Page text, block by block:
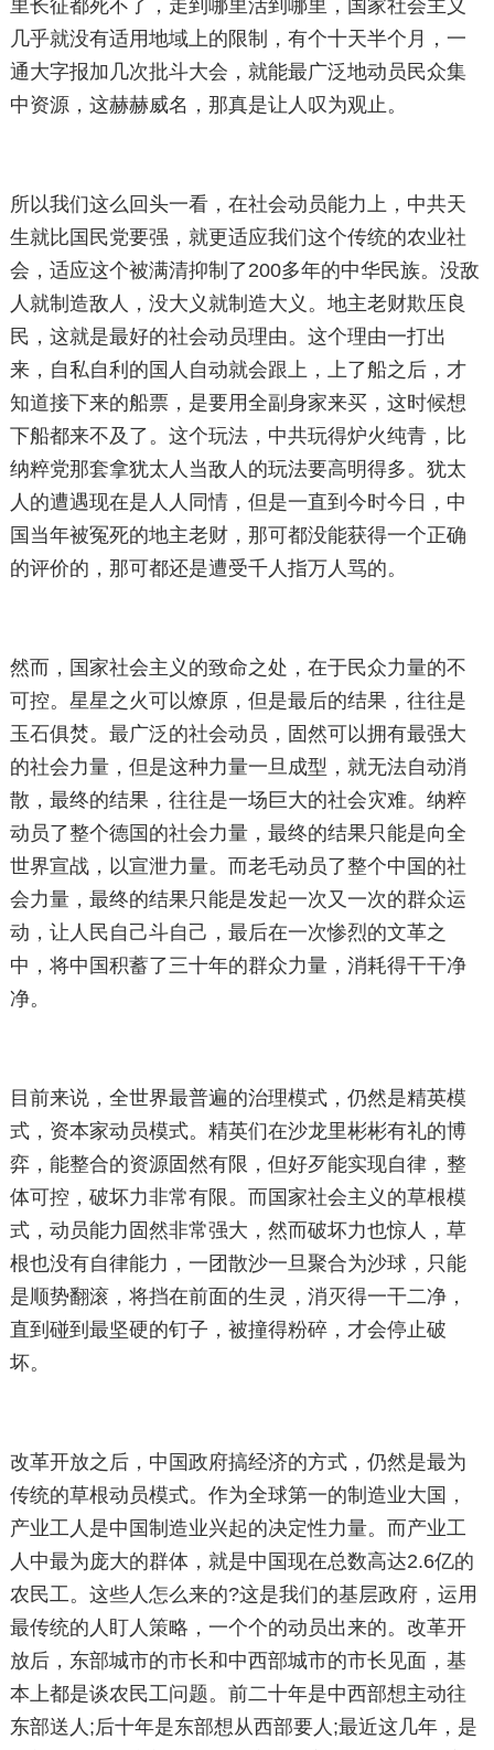
里长征都死不了，走到哪里活到哪里，国家社会主义
几乎就没有适用地域上的限制，有个十天半个月，一
通大字报加几次批斗大会，就能最广泛地动员民众集
中资源，这赫赫威名，那真是让人叹为观止。
所以我们这么回头一看，在社会动员能力上，中共天
生就比国民党要强，就更适应我们这个传统的农业社
会，适应这个被满清抑制了200多年的中华民族。没敌
人就制造敌人，没大义就制造大义。地主老财欺压良
民，这就是最好的社会动员理由。这个理由一打出
来，自私自利的国人自动就会跟上，上了船之后，才
知道接下来的船票，是要用全副身家来买，这时候想
下船都来不及了。这个玩法，中共玩得炉火纯青，比
纳粹党那套拿犹太人当敌人的玩法要高明得多。犹太
人的遭遇现在是人人同情，但是一直到今时今日，中
国当年被冤死的地主老财，那可都没能获得一个正确
的评价的，那可都还是遭受千人指万人骂的。
然而，国家社会主义的致命之处，在于民众力量的不
可控。星星之火可以燎原，但是最后的结果，往往是
玉石俱焚。最广泛的社会动员，固然可以拥有最强大
的社会力量，但是这种力量一旦成型，就无法自动消
散，最终的结果，往往是一场巨大的社会灾难。纳粹
动员了整个德国的社会力量，最终的结果只能是向全
世界宣战，以宣泄力量。而老毛动员了整个中国的社
会力量，最终的结果只能是发起一次又一次的群众运
动，让人民自己斗自己，最后在一次惨烈的文革之
中，将中国积蓄了三十年的群众力量，消耗得干干净
净。
目前来说，全世界最普遍的治理模式，仍然是精英模
式，资本家动员模式。精英们在沙龙里彬彬有礼的博
弈，能整合的资源固然有限，但好歹能实现自律，整
体可控，破坏力非常有限。而国家社会主义的草根模
式，动员能力固然非常强大，然而破坏力也惊人，草
根也没有自律能力，一团散沙一旦聚合为沙球，只能
是顺势翻滚，将挡在前面的生灵，消灭得一干二净，
直到碰到最坚硬的钉子，被撞得粉碎，才会停止破
坏。
改革开放之后，中国政府搞经济的方式，仍然是最为
传统的草根动员模式。作为全球第一的制造业大国，
产业工人是中国制造业兴起的决定性力量。而产业工
人中最为庞大的群体，就是中国现在总数高达2.6亿的
农民工。这些人怎么来的?这是我们的基层政府，运用
最传统的人盯人策略，一个个的动员出来的。改革开
放后，东部城市的市长和中西部城市的市长见面，基
本上都是谈农民工问题。前二十年是中西部想主动往
东部送人;后十年是东部想从西部要人;最近这几年，是